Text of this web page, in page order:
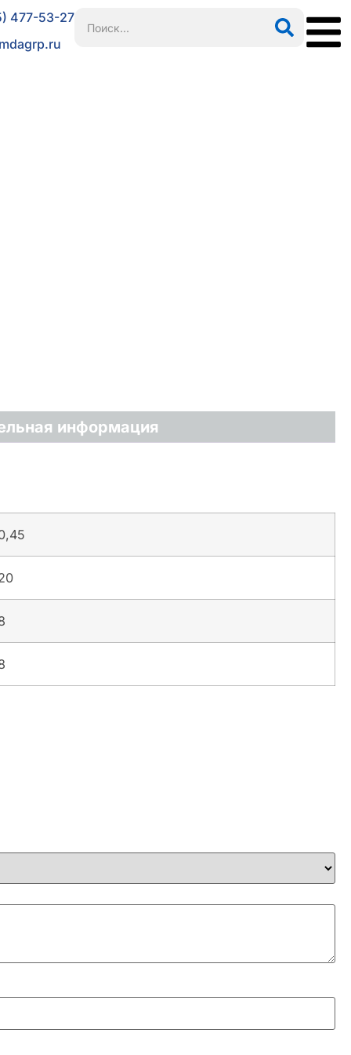
477-53-27
информация